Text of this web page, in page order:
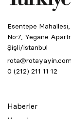
Esentepe
No:7, Yegane
Şişli/İstanbul
0 (212) 211 11 12
Haberler